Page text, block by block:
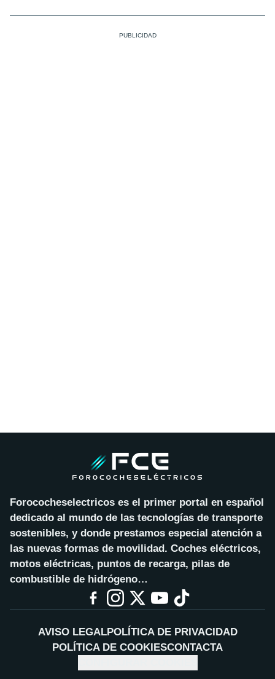
Forococheselectricos es el primer portal en español
dedicado al mundo de las tecnologías de transporte
sostenibles, y donde prestamos especial atención a
las nuevas formas de movilidad. Coches eléctricos,
motos eléctricas, puntos de recarga, pilas de
combustible de hidrógeno…
AVISO LEGALPOLÍTICA DE PRIVACIDAD
POLÍTICA DE COOKIESCONTACTA